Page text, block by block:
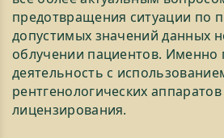
предотвращения ситуации по
допустимых значений данных
облучении пациентов. Именно
деятельность с
рентгенологических
лицензирования.